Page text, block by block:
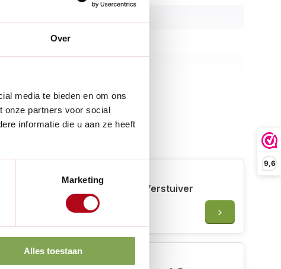
Over
media te bieden en om ons
onze partners voor social
informatie die u aan ze heeft
Marketing
Alles toestaan
9,6
Staal
Diverse kleuren
Binnen en buiten
in verpakking: 1 stuk
erbij
Haws Smethwick Spritzer Verstuiver
- 300 ml - koper